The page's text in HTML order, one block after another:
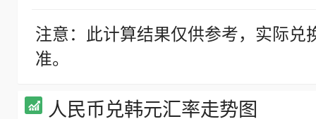
注意：此计算结果仅供参考，实际
准。
人民币兑韩元汇率走势图